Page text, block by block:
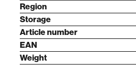
Region
Storage
Article number
EAN
Weight